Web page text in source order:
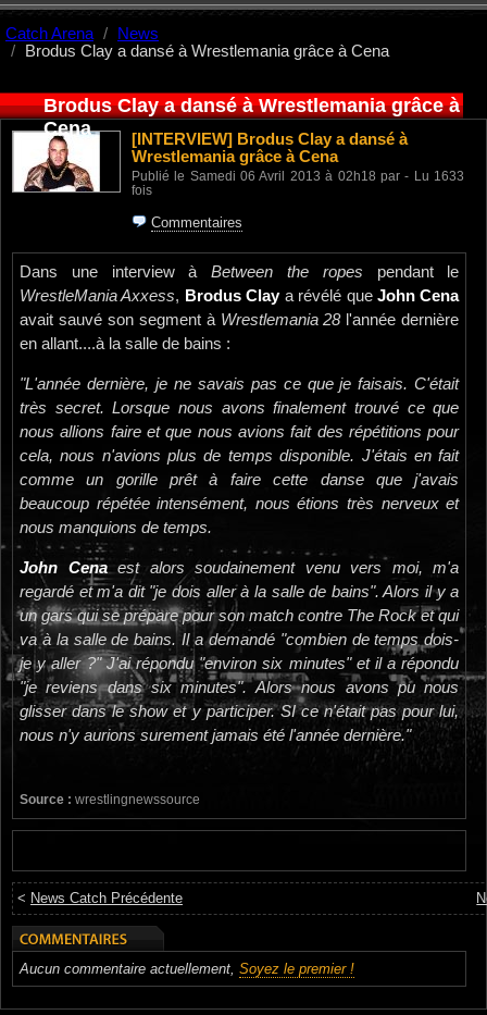
Catch Arena
News
Brodus Clay a dansé à Wrestlemania grâce à Cena
Brodus Clay a dansé à Wrestlemania grâce à
Cena
[INTERVIEW] Brodus Clay a dansé à
Wrestlemania grâce à Cena
Publié le Samedi 06 Avril 2013 à 02h18 par - Lu 1633
fois
Commentaires
Dans une interview àBetween the ropes pendant le
WrestleMania Axxess, Brodus Claya révélé que John Cena
avait sauvé son segment à Wrestlemania 28l'année dernière
en allant....à la salle de bains :
"L'année dernière, je ne savais pas ce que je faisais. C'était
très secret. Lorsque nous avons finalement trouvé ce que
nous allions faire et que nous avions fait des répétitions pour
cela, nous n'avions plus de temps disponible. J'étais en fait
comme un gorille prêt à faire cette danse que j'avais
beaucoup répétée intensément, nous étions très nerveux et
nous manquions de temps.
John Cenaest alors soudainement venu vers moi, m'a
regardé et m'a dit "je dois aller à la salle de bains". Alors il y a
un gars qui se prépare pour son match contre The Rock et qui
va à la salle de bains. Il a demandé "combien de temps dois-
je y aller ?" J'ai répondu "environ six minutes" et il a répondu
"je reviens dans six minutes". Alors nous avons pu nous
glisser dans le show et y participer. SI ce n'était pas pour lui,
nous n'y aurions surement jamais été l'année dernière."
Source : wrestlingnewssource
< News Catch Précédente
Aucun commentaire actuellement, Soyez le premier !